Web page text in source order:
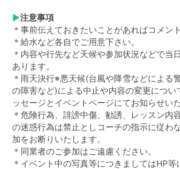
▶注意事項
＊事前伝えておきたいことがあればコメン
＊給水など各自でご用意下さい。
＊内容や行先など天候や参加状況などで当
あります。
＊雨天決行※悪天候(台風や降雪などによる
の障害など)による中止や内容の変更につい
ッセージとイベントページにてお知らせい
＊危険行為、誹謗中傷、勧誘、レッスン内
の迷惑行為は禁止としコーチの指示に従わ
加をお断りいたします。
＊同業者のご参加はご遠慮ください。
＊イベント中の写真等につきましてはHP等